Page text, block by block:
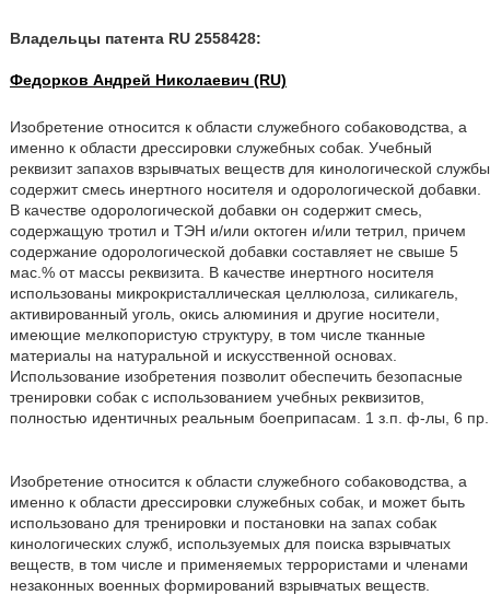
Владельцы патента RU 2558428:
Федорков Андрей Николаевич (RU)
Изобретение относится к области служебного собаководства, а
именно к области дрессировки служебных собак. Учебный
реквизит запахов взрывчатых веществ для кинологической службы
содержит смесь инертного носителя и одорологической добавки.
В качестве одорологической добавки он содержит смесь,
содержащую тротил и ТЭН и/или октоген и/или тетрил, причем
содержание одорологической добавки составляет не свыше 5
мас.% от массы реквизита. В качестве инертного носителя
использованы микрокристаллическая целлюлоза, силикагель,
активированный уголь, окись алюминия и другие носители,
имеющие мелкопористую структуру, в том числе тканные
материалы на натуральной и искусственной основах.
Использование изобретения позволит обеспечить безопасные
тренировки собак с использованием учебных реквизитов,
полностью идентичных реальным боеприпасам. 1 з.п. ф-лы, 6 пр.
Изобретение относится к области служебного собаководства, а
именно к области дрессировки служебных собак, и может быть
использовано для тренировки и постановки на запах собак
кинологических служб, используемых для поиска взрывчатых
веществ, в том числе и применяемых террористами и членами
незаконных военных формирований взрывчатых веществ.